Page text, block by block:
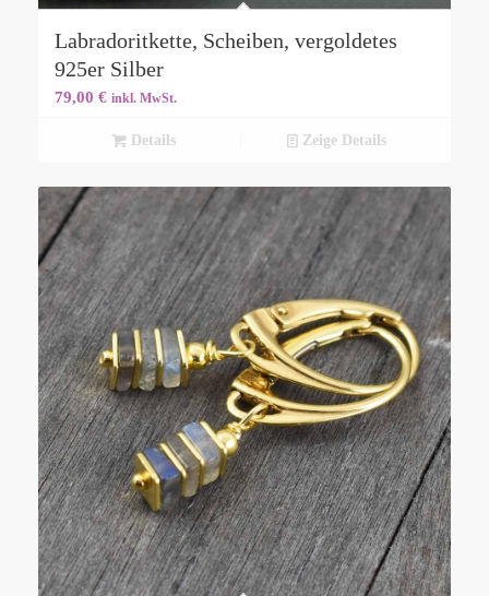
Labradoritkette, Scheiben, vergoldetes
925er Silber
79,00 € inkl. MwSt.
Details Zeige Details